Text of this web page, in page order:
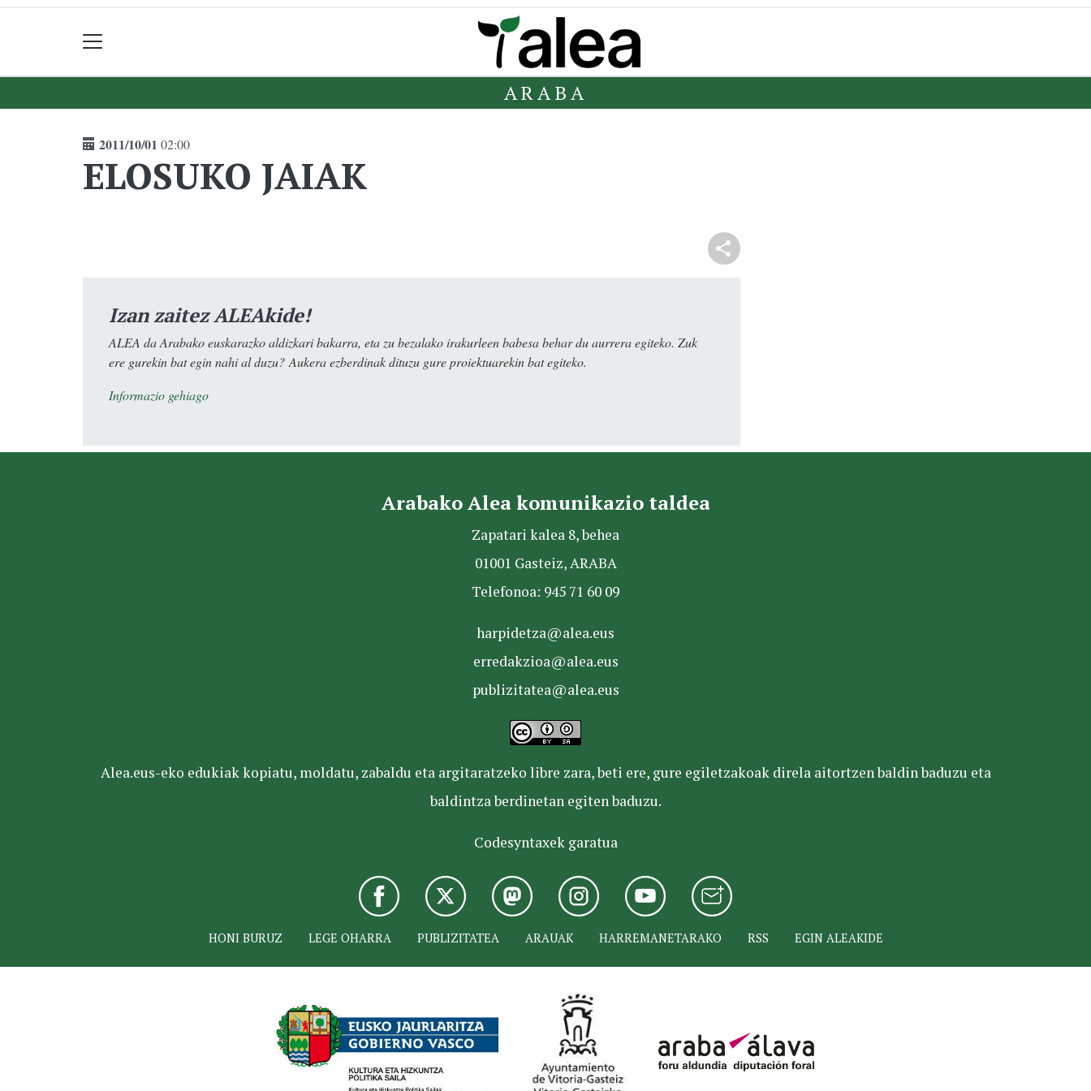
ARABA
2011/10/01 02:00
ELOSUKO JAIAK
Izan zaitez ALEAkide!
ALEA da Arabako euskarazko aldizkari bakarra, eta zu bezalako irakurleen babesa behar du aurrera egiteko. Zuk
ere gurekin bat egin nahi al duzu? Aukera ezberdinak dituzu gure proiektuarekin bat egiteko.
Informazio gehiago
Arabako Alea komunikazio taldea
Zapatari kalea 8, behea
01001 Gasteiz, ARABA
Telefonoa: 945 71 60 09
harpidetza@alea.eus
erredakzioa@alea.eus
publizitatea@alea.eus
Alea.eus-eko edukiak kopiatu, moldatu, zabaldu eta argitaratzeko libre zara, beti ere, gure egiletzakoak direla aitortzen baldin baduzu eta
baldintza berdinetan egiten baduzu.
Codesyntaxek garatua
HONI BURUZ LEGE OHARRA PUBLIZITATEA ARAUAK HARREMANETARAKO RSS EGIN ALEAKIDE